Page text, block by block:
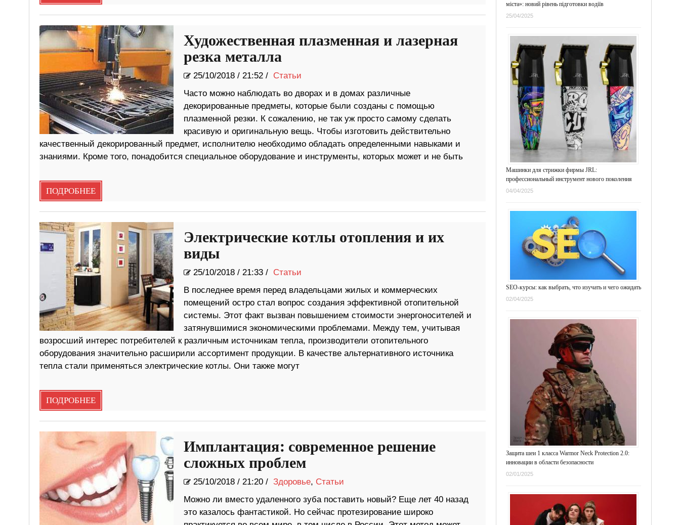
Художественная плазменная и лазерная
резка металла
25/10/2018/ 21:52 / Статьи
Часто можно наблюдать во дворах и в домах различные
декорированные предметы, которые были созданы с помощью
плазменной резки. К сожалению, не так уж просто самому сделать
красивую и оригинальную вещь. Чтобы изготовить действительно
качественный декорированный предмет, исполнителю необходимо обладать определенными навыками и
знаниями. Кроме того, понадобится специальное оборудование и инструменты, которых может и не быть
ПОДРОБНЕЕ
Электрические котлы отопления и их
виды
25/10/2018/ 21:33 / Статьи
В последнее время перед владельцами жилых и коммерческих
помещений остро стал вопрос создания эффективной отопительной
системы. Этот факт вызван повышением стоимости энергоносителей и
затянувшимися экономическими проблемами. Между тем, учитывая
возросший интерес потребителей к различным источникам тепла, производители отопительного
оборудования значительно расширили ассортимент продукции. В качестве альтернативного источника
тепла стали применяться электрические котлы. Они также могут
ПОДРОБНЕЕ
Имплантация: современное решение
сложных проблем
25/10/2018/ 21:20 / Здоровье, Статьи
Можно ли вместо удаленного зуба поставить новый? Еще лет 40 назад
это казалось фантастикой. Но сейчас протезирование широко
міста»: новий рівень підготовки водіїв
25/04/2025
Машинки для стрижки фирмы JRL:
профессиональный инструмент нового поколения
04/04/2025
SEO-курсы: как выбрать, что изучать и чего ожидать
02/04/2025
Защита шеи 1 класса Warmor Neck Protection 2.0:
инновации в области безопасности
02/01/2025